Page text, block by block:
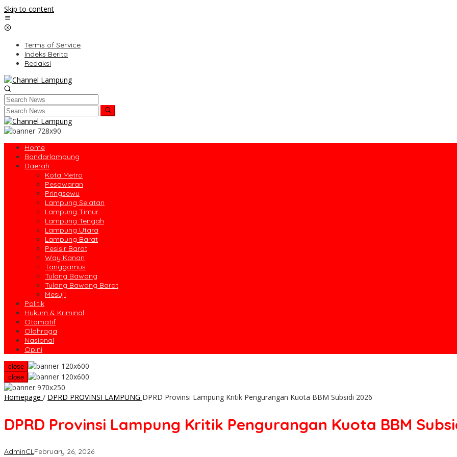
Skip to content
Terms of Service
Indeks Berita
Redaksi
Home
Bandarlampung
Daerah
Kota Metro
Pesawaran
Pringsewu
Lampung Selatan
Lampung Timur
Lampung Tengah
Lampung Utara
Lampung Barat
Pesisir Barat
Way Kanan
Tanggamus
Tulang Bawang
Tulang Bawang Barat
Mesuji
Politik
Hukum & Kriminal
Otomatif
Olahraga
Nasional
Opini
close
close
Homepage / DPRD PROVINSI LAMPUNG DPRD Provinsi Lampung Kritik Pengurangan Kuota BBM Subsidi 2026
DPRD Provinsi Lampung Kritik Pengurangan Kuota BBM
AdminCLFebruary 26, 2026